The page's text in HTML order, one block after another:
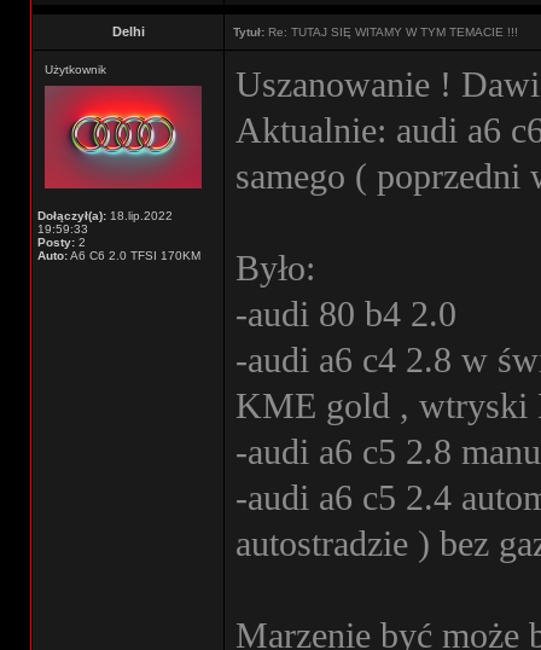
Delhi Tytuł: Re: TUTAJ SIĘ WITAMY W TYM TEMACIE !!!
Użytkownik
Dołączył(a): 18.lip.2022
19:59:33
Posty: 2
Auto:A6 C6 2.0 TFSI 170KM
Uszanowanie !
Aktualnie: audi a6
samego ( poprzedni
Było:
-audi 80 b4 2.0
-audi a6 c4 2.8 w
KME gold , wtryski
-audi a6 c5 2.8
-audi a6 c5 2.4
autostradzie ) bez
Marzenie być może